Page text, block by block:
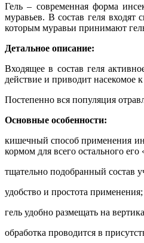
Гель – современная форма
муравьев. В состав геля
которым муравьи принимают
Детальное описание:
Входящее в состав геля
действие и приводит насекомое
Постепенно вся популяция
Основные особенности:
кишечный способ применения
кормом для всего остального
тщательно подобранный состав
удобство и простота применения;
гель удобно размещать на
обработка проводится в